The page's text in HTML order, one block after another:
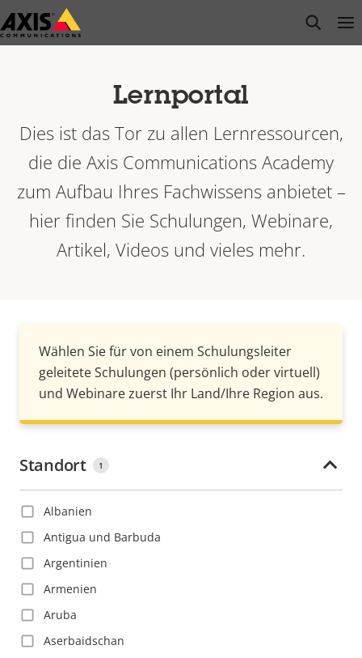
Zum
Hauptinhalt
open
Lernportal
Dies ist das Tor zu allen Lernressourcen,
die die Axis Communications Academy
zum Aufbau Ihres Fachwissens anbietet –
hier finden Sie Schulungen, Webinare,
Artikel, Videos und vieles mehr.
Wählen Sie für von einem Schulungsleiter
geleitete Schulungen (persönlich oder virtuell)
und Webinare zuerst Ihr Land/Ihre Region aus.
Standort 1
Albanien
Antigua und Barbuda
Argentinien
Armenien
Aruba
Aserbaidschan